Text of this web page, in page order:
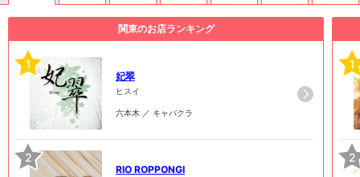
関東のお店ランキング
1
妃翠
ヒスイ
六本木 ／ キャバクラ
2
RIO ROPPONGI
1
2